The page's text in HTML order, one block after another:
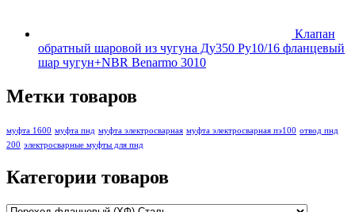
Клапан
обратный шаровой из чугуна Ду350 Ру10/16 фланцевый
шар чугун+NBR Benarmo 3010
Метки товаров
муфта 1600 муфта пнд муфта электросварная муфта электросварная пэ100 отвод пнд
200 электросварные муфты для пнд
Категории товаров